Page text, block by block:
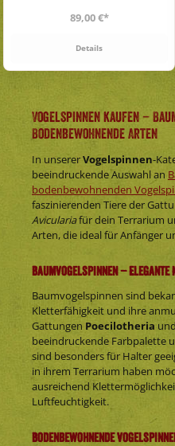
Regulärer Preis:
89,00 €*
Details
Vogelspinnen kaufen –
Bodenbewohnende Arten
In unsererVogelspinnen-
beeindruckende Auswahl an
bodenbewohnenden
faszinierenden Tiere der
Aviculariafür dein Terrarium
Arten, die ideal für Anfänger
Baumvogelspinnen –
Baumvogelspinnen sind
Kletterfähigkeit und ihre
Gattungen Poecilotheria und
beeindruckende Farbpalette
sind besonders für Halter
in ihrem Terrarium haben
ausreichend
Luftfeuchtigkeit.
Bodenbewohnende